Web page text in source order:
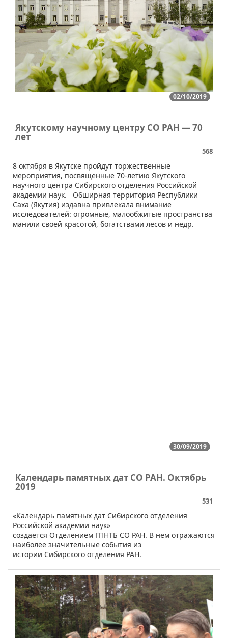
02/10/2019
Якутскому научному центру СО РАН — 70
лет
568
​8 октября в Якутске пройдут торжественные
мероприятия, посвященные 70-летию Якутского
научного центра Сибирского отделения Российской
академии наук. Обширная территория Республики
Саха (Якутия) издавна привлекала внимание
исследователей: огромные, малообжитые пространства
манили своей красотой, богатствами лесов и недр.
30/09/2019
Календарь памятных дат СО РАН. Октябрь
2019
531
​«Календарь памятных дат Сибирского отделения
Российской академии наук»
создается Отделением ГПНТБ СО РАН. В нем отражаются
наиболее значительные события из
истории Сибирского отделения РАН.